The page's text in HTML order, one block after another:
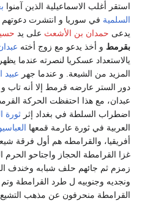
استقر أغلب الاسماعيلية الذين آمنوا
السلمية في سوريا و انتشرت
يدعى حمدان بن الأشعث على يد
بقرمط و أخذ يدعو مع زوج أخته
يالاستعداد عسكريا لنصرته عندما
المزيد من الشيعة. و عندما جهر عبيد
دور الستر عارضه قرمط إلا أنه تاب و
عبدان، مع هذا احتفظت الحركة
اضطراب السلطة في بغداد إثر ثورة
العربية في ثورة عارمة قمعها
أفريقيا، والقرامطه هم أول فرقة
غزا القرامطة الحجاز واجتاحو الحرم
زمزم ثم جائهم حلف شبابه وخندف
ونجديه وجنوبيه ل طرد القرامطة
القرامطة منحرفون عن مذهب التشيع.